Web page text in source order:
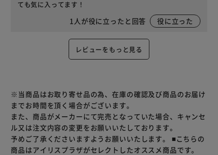
ても気に入ってます！
1 人が役に立ったと回答 役に立った
レビューをもっと見る
※当商品はお取り寄せ品の為、在庫の確認及び商品のお届け
までお時間を頂く場合がございます。
また、商品がメーカーにて完売となっていた場合、キャンセ
ル又は注文内容の変更をお願いいたしております。
予めご了承くださいますようお願いいたします。 ■こちらの
商品はアイリスプラザがセレクトしたオススメ商品です。